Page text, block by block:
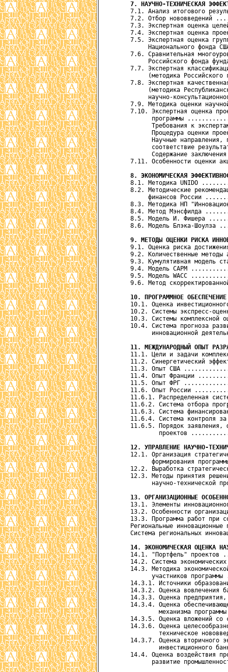
7. НАУЧНО-ТЕХНИЧЕСКАЯ
7.1. Анализ итогового
7.2. Отбор нововведений
7.3. Экспертная оценка
7.4. Экспертная оценка
7.5. Экспертная оценка
Национального фонда
7.6. Сравнительная
Российского фонда
7.7. Экспертная
(методика Российского
7.8. Экспертная
(методика
научно-
7.9. Методика оценки
7.10. Экспертная оценка
программы
Требования к
Процедура оценки
Научные направления,
соответствие
Содержание
7.11. Особенности оценки
8. ЭКОНОМИЧЕСКАЯ
8.1. Методика UNIDO
8.2. Методические
финансов России
8.3. Методика НП
8.4. Метод Мэнсфилда
8.5. Модель И. Фишера
8.6. Модель Блэка-Шоулза
9. МЕТОДЫ ОЦЕНКИ РИСКА
9.1. Оценка риска
9.2. Количественные методы
9.3. Кумулятивная модель
9.4. Модель САРМ
9.5. Модель WACC
9.6. Метод
10. ПРОГРАММНОЕ
10.1. Оценка
10.2. Системы экспресс-
10.3. Системы комплексной
10.4. Система прогноза
инновационной
11. МЕЖДУНАРОДНЫЙ ОПЫТ
11.1. Цели и задачи
11.2. Синергетический
11.3. Опыт США
11.4. Опыт Франции
11.5. Опыт ФРГ
11.6. Опыт России
11.6.1. Распределенная
11.6.2. Система отбора
11.6.3. Система
11.6.4. Система контроля
11.6.5. Порядок заявления,
проектов
12. УПРАВЛЕНИЕ НАУЧНО-
12.1. Организация
формирования
12.2. Выработка
12.3. Методы принятия
научно-технической
13. ОРГАНИЗАЦИОННЫЕ
13.1. Элементы
13.2. Особенности
13.3. Программа работ при
Региональные инновационные
Система региональных
14. ЭКОНОМИЧЕСКАЯ ОЦЕНКА
14.1. "Портфель" проектов
14.2. Система
14.3. Методика
участников программы
14.3.1. Источники
14.3.2. Оценка вовлечения
14.3.3. Оценка
14.3.4. Оценка
механизма
14.3.5. Оценка вложений со
14.3.6. Оценка
техническое
14.3.7. Оценка вторичного
инвестиционного
14.4. Оценка воздействия
развитие